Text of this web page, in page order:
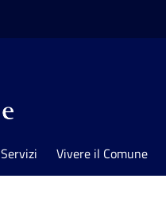
Servizi Vivere il Comune